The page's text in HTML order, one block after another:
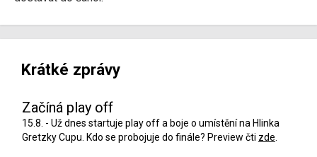
Krátké zprávy
Začíná play off
15.8. - Už dnes startuje play off a boje o umístění na Hlinka
Gretzky Cupu. Kdo se probojuje do finále? Preview čti zde